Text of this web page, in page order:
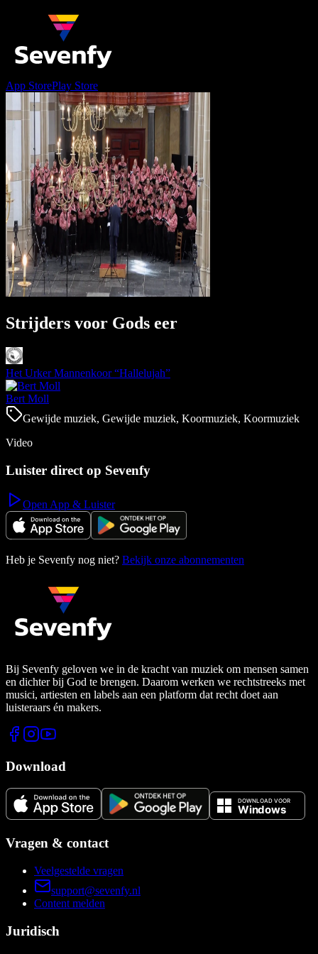
App StorePlay Store
Strijders voor Gods eer
Het Urker Mannenkoor “Hallelujah”
Bert Moll
Gewijde muziek, Gewijde muziek, Koormuziek, Koormuziek
Video
Luister direct op Sevenfy
Open App & Luister
Heb je Sevenfy nog niet? Bekijk onze abonnementen
Bij Sevenfy geloven we in de kracht van muziek om mensen samen
en dichter bij God te brengen. Daarom werken we rechtstreeks met
musici, artiesten en labels aan een platform dat recht doet aan
luisteraars én makers.
Download
Vragen & contact
Veelgestelde vragen
support@sevenfy.nl
Content melden
Juridisch